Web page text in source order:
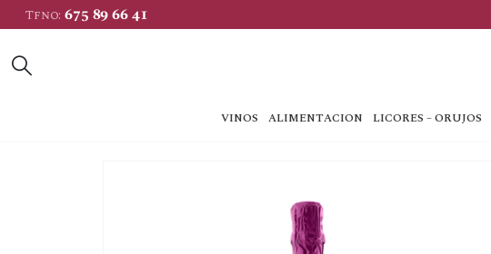
Tfno:675 89 66 41
VINOS ALIMENTACION LICORES – ORUJOS